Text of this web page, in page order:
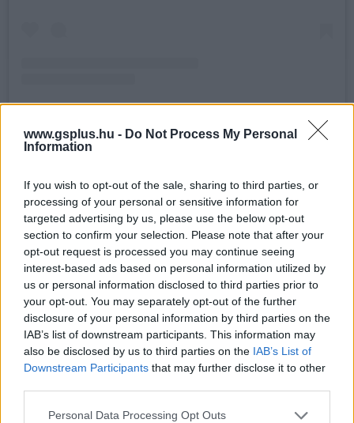
www.gsplus.hu - Do Not Process My Personal
Information
If you wish to opt-out of the sale, sharing to third parties, or
processing of your personal or sensitive information for
targeted advertising by us, please use the below opt-out
section to confirm your selection. Please note that after your
opt-out request is processed you may continue seeing
interest-based ads based on personal information utilized by
us or personal information disclosed to third parties prior to
your opt-out. You may separately opt-out of the further
disclosure of your personal information by third parties on the
IAB’s list of downstream participants. This information may
also be disclosed by us to third parties on the IAB’s List of
Downstream Participants that may further disclose it to other
Please note that this website/app uses one or more Google
Personal Data Processing Opt Outs
Andy Muschietti (@andy_muschietti) által megosztott bejegyzés
SMASH by Meló-Diák: Homok, zene és a nyár legjobb
hangulata – Jön a második forduló! (X)
Július végén folytatódik a balatoni strandröplabda-
sorozat.
Címkék: #michael keaton #batman #dc comics